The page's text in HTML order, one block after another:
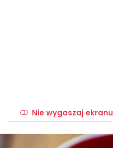
Nie wygaszaj ekranu